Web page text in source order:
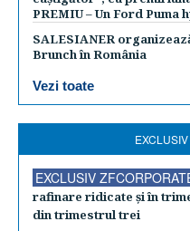
PREMIU – Un Ford Puma
SALESIANER
Brunch în România
Vezi toate
EXCLUSIV
rafinare ridicate şi în
din trimestrul trei